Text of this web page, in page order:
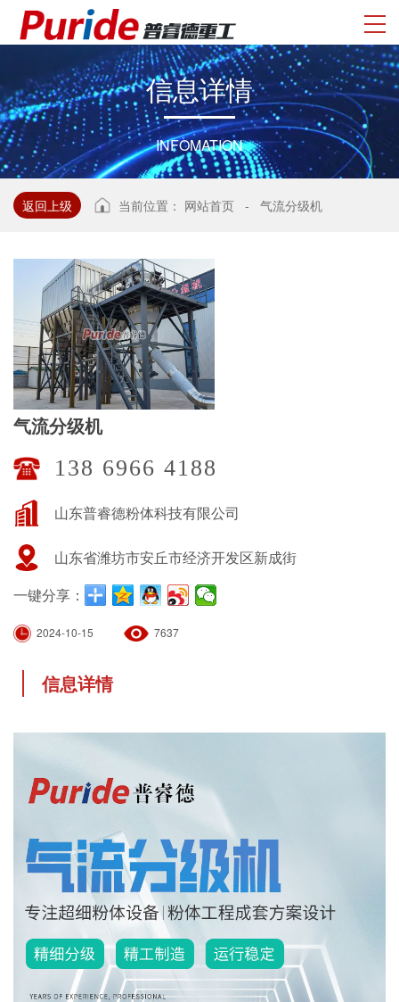
信息详情
INFOMATION
返回上级 当前位置： 网站首页 - 气流分级机
气流分级机
138 6966 4188
山东普睿德粉体科技有限公司
山东省潍坊市安丘市经济开发区新成街
一键分享：
2024-10-15 7637
信息详情